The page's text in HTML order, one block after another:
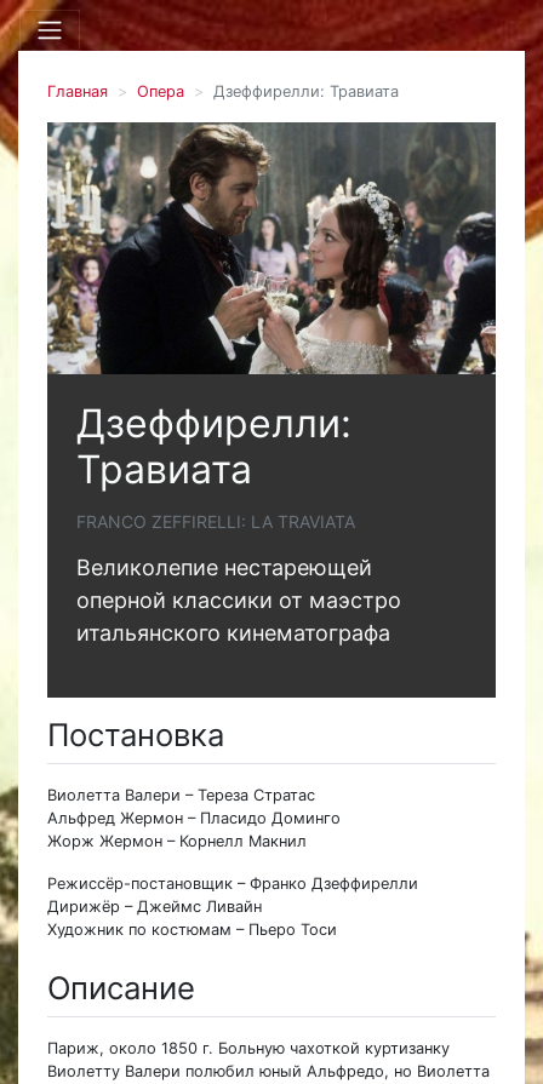
Главная Опера Дзеффирелли: Травиата
Дзеффирелли:
Травиата
FRANCO ZEFFIRELLI: LA TRAVIATA
Великолепие нестареющей
оперной классики от маэстро
итальянского кинематографа
Постановка
Виолетта Валери – Тереза Стратас
Альфред Жермон – Пласидо Доминго
Жорж Жермон – Корнелл Макнил
Режиссёр-постановщик – Франко Дзеффирелли
Дирижёр – Джеймс Ливайн
Художник по костюмам – Пьеро Тоси
Описание
Париж, около 1850 г. Больную чахоткой куртизанку
Виолетту Валери полюбил юный Альфредо, но Виолетта